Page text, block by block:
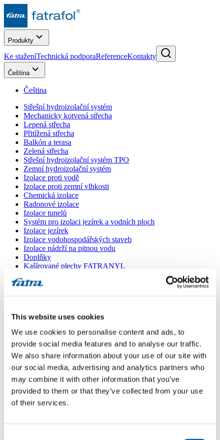
This website uses cookies
We use cookies to personalise content and ads, to
provide social media features and to analyse our traffic.
We also share information about your use of our site with
our social media, advertising and analytics partners who
may combine it with other information that you’ve
provided to them or that they’ve collected from your use
of their services.
Produkty
Ke staženíTechnická podporaReferenceKontakty
Čeština
Čeština
Střešní hydroizolační systém
Mechanicky kotvená střecha
Lepená střecha
Přitížená střecha
Balkón a terasa
Zelená střecha
Střešní hydroizolační systém TPO
Zemní hydroizolační systém
Izolace proti vodě
Izolace proti zemní vlhkosti
Chemická izolace
Radonové izolace
Izolace tunelů
Systém pro izolaci jezírek a vodních ploch
Izolace jezírek
Izolace vodohospodářských staveb
Izolace nádrží na pitnou vodu
Doplňky
Kašírované plechy FATRANYL
Profil FATRAFLEX
Lepidla
Ostatní doplňky
VŠECHNY PRODUKTY
Menu
Menu
Domů/
Poradna/